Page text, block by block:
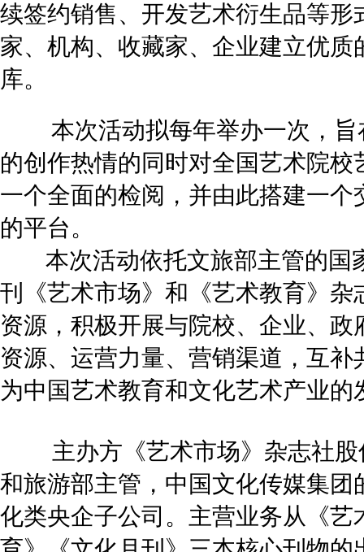
续签约销售、开发艺术衍生品等形
家、机构、收藏家、企业建立优质
库。
本次活动拟每年举办一次，
的创作热情的同时对全国艺术院校
一个全面的检阅，并由此搭建一个
的平台。
本次活动依托文旅部主管的国
刊《艺术市场》和《艺术教育》杂
资源，积极开展与院校、企业、政
资源、运营力量、营销渠道，互补
为中国艺术教育和文化艺术产业的
主办方《艺术市场》杂志社
和旅游部主管，中国文化传媒集团
化类央企子公司。主营业务从《艺